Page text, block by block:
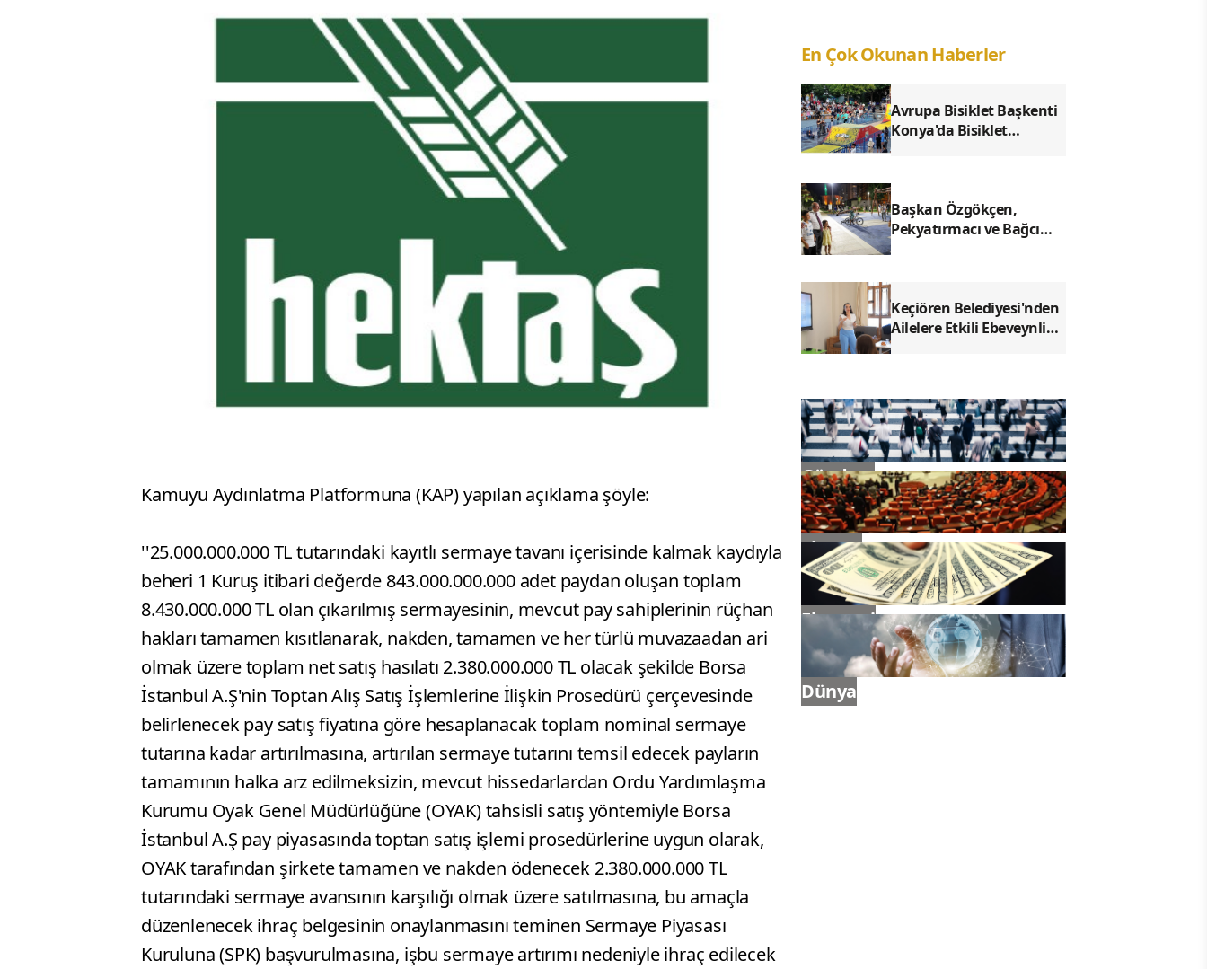
Kamuyu Aydınlatma Platformuna (KAP) yapılan açıklama şöyle:
''25.000.000.000 TL tutarındaki kayıtlı sermaye tavanı içerisinde kalmak kaydıyla
beheri 1 Kuruş itibari değerde 843.000.000.000 adet paydan oluşan toplam
8.430.000.000 TL olan çıkarılmış sermayesinin, mevcut pay sahiplerinin rüçhan
hakları tamamen kısıtlanarak, nakden, tamamen ve her türlü muvazaadan ari
olmak üzere toplam net satış hasılatı 2.380.000.000 TL olacak şekilde Borsa
İstanbul A.Ş'nin Toptan Alış Satış İşlemlerine İlişkin Prosedürü çerçevesinde
belirlenecek pay satış fiyatına göre hesaplanacak toplam nominal sermaye
tutarına kadar artırılmasına, artırılan sermaye tutarını temsil edecek payların
tamamının halka arz edilmeksizin, mevcut hissedarlardan Ordu Yardımlaşma
Kurumu Oyak Genel Müdürlüğüne (OYAK) tahsisli satış yöntemiyle Borsa
İstanbul A.Ş pay piyasasında toptan satış işlemi prosedürlerine uygun olarak,
OYAK tarafından şirkete tamamen ve nakden ödenecek 2.380.000.000 TL
tutarındaki sermaye avansının karşılığı olmak üzere satılmasına, bu amaçla
düzenlenecek ihraç belgesinin onaylanmasını teminen Sermaye Piyasası
Kuruluna (SPK) başvurulmasına, işbu sermaye artırımı nedeniyle ihraç edilecek
En Çok Okunan Haberler
Avrupa Bisiklet Başkenti
Konya'da Bisiklet
Başkan Özgökçen,
Pekyatırmacı ve Bağcı
Keçiören Belediyesi'nden
Ailelere Etkili Ebeveynlik
Gündem
Siyaset
Ekonomi
Dünya